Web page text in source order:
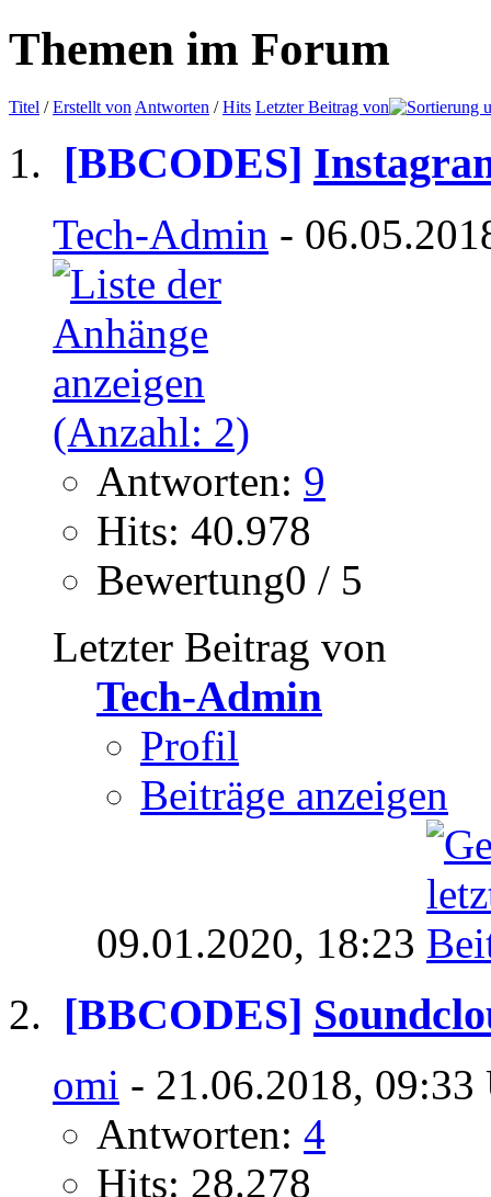
Themen im Forum
Titel /Erstellt von Antworten /Hits Letzter Beitrag von
[BBCODES]
Tech-Admin -
Antworten: 9
Hits: 40.978
Bewertung0 / 5
Letzter Beitrag von
Tech-Admin
Profil
Beiträge anzeigen
09.01.2020, 18:23
[BBCODES]
omi - 21.06.2018, 09:33
Antworten: 4
Hits: 28.278